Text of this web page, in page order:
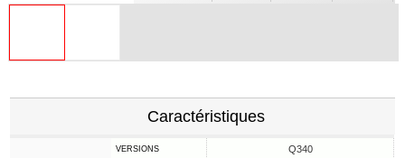
Caractéristiques
VERSIONS Q340